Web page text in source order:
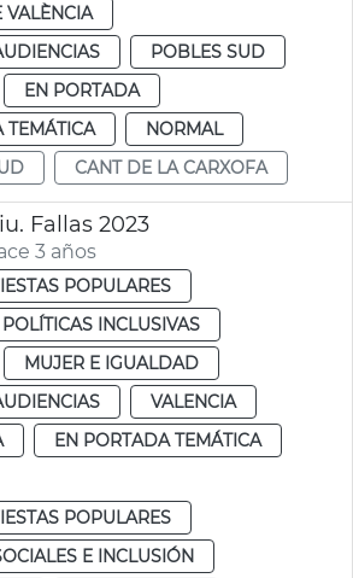
VALÈNCIA
POBLES SUD
EN PORTADA
TEMÁTICA
NORMAL
CANT DE LA CARXOFA
Fallas 2023
3 años
POPULARES
INCLUSIVAS
MUJER E IGUALDAD
VALENCIA
EN PORTADA TEMÁTICA
POPULARES
E INCLUSIÓN